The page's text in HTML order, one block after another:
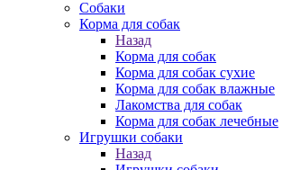
Собаки
Корма для собак
Назад
Корма для собак
Корма для собак сухие
Корма для собак влажные
Лакомства для собак
Корма для собак лечебные
Игрушки собаки
Назад